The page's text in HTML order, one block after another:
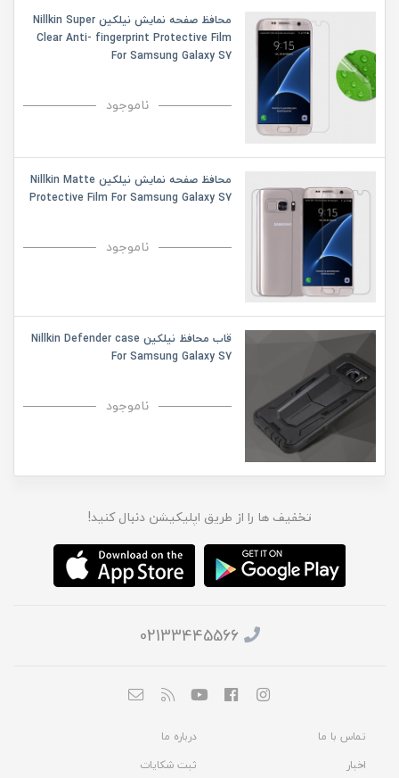
محافظ صفحه نمایش نیلکین Nillkin Super
Clear Anti- fingerprint Protective Film
For Samsung Galaxy S7
ناموجود
محافظ صفحه نمایش نیلکین Nillkin Matte
Protective Film For Samsung Galaxy S7
ناموجود
قاب محافظ نیلکین Nillkin Defender case
For Samsung Galaxy S7
ناموجود
تخفیف ها را از طریق اپلیکیشن دنبال کنید!
02133445566
تماس با ما
درباره ما
اخبار
ثبت شکایات